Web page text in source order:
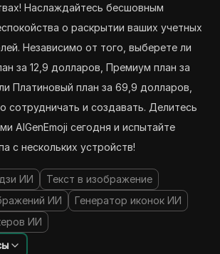
Наслаждайтесь бесшовным
о раскрытии ваших учетных
Независимо от того, выберете ли
за 12,9 долларов, Премиум план за
Платиновый план за 69,9 долларов,
сотрудничать и создавать. Делитесь
AIGenEmoji сегодня и испытайте
с нескольких устройств!
ИИ
Текст в изображение
ИИ
Генератор иконок ИИ
ИИ